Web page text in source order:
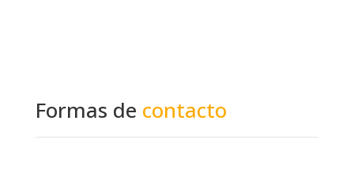
Formas de contacto